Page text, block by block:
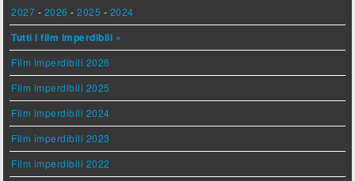
2027 - 2026 -2025 - 2024
Tutti i film imperdibili »
Film imperdibili 2026
Film imperdibili 2025
Film imperdibili 2024
Film imperdibili 2023
Film imperdibili 2022